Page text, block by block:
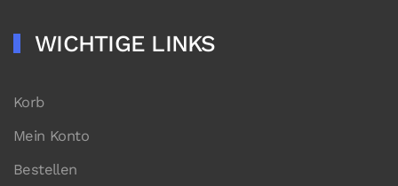
WICHTIGE LINKS
Korb
Mein Konto
Bestellen